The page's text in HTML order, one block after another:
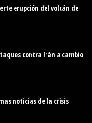
erupción del volcán de
contra Irán a cambio
noticias de la crisis